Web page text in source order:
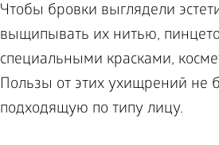
Чтобы бровки выглядели
выщипывать их нитью,
специальными красками,
Пользы от этих ухищрений не
подходящую по типу лицу.